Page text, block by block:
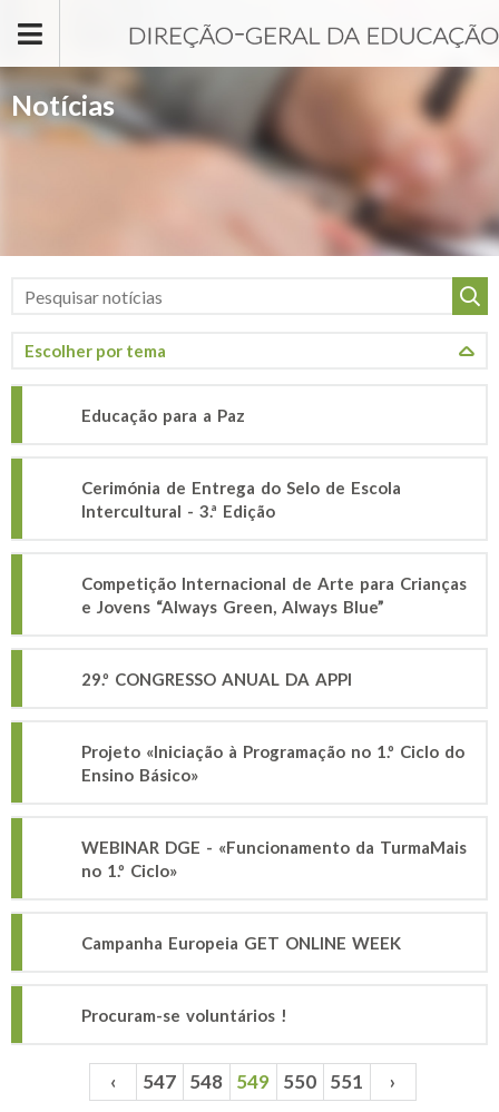
Notícias
Educação para a Paz
Cerimónia de Entrega do Selo de Escola
Intercultural - 3.ª Edição
Competição Internacional de Arte para Crianças
e Jovens “Always Green, Always Blue”
29.º CONGRESSO ANUAL DA APPI
Projeto «Iniciação à Programação no 1.º Ciclo do
Ensino Básico»
WEBINAR DGE - «Funcionamento da TurmaMais
no 1.º Ciclo»
Campanha Europeia GET ONLINE WEEK
Procuram-se voluntários !
Páginas ‹ 547 548 549 550 551 ›